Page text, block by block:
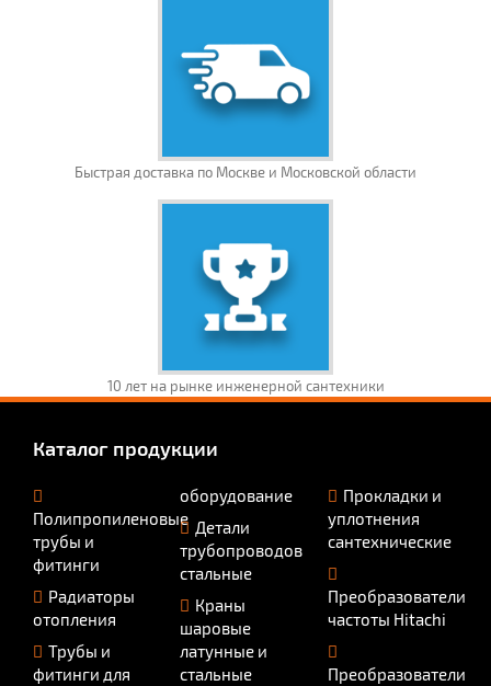
Быстрая доставка по Москве и Московской области
10 лет на рынке инженерной сантехники
Каталог продукции
Полипропиленовые
трубы и
фитинги
Радиаторы
отопления
Трубы и
фитинги для
оборудование
Детали
трубопроводов
стальные
Краны
шаровые
латунные и
стальные
Прокладки и
уплотнения
сантехнические
Преобразователи
частоты Hitachi
Преобразователи